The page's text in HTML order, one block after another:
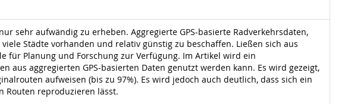
sehr aufwändig zu erheben. Aggregierte GPS-basierte Radverkehrsdaten,
Städte vorhanden und relativ günstig zu beschaffen. Ließen sich aus
für Planung und Forschung zur Verfügung. Im Artikel wird ein
aus aggregierten GPS-basierten Daten genutzt werden kann. Es wird gezeigt,
aufweisen (bis zu 97%). Es wird jedoch auch deutlich, dass sich ein
Routen reproduzieren lässt.